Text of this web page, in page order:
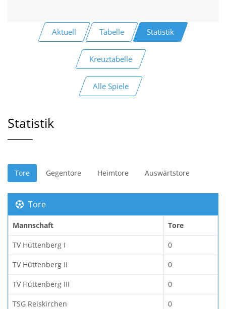
Aktuell Tabelle Statistik
Kreuztabelle
Alle Spiele
Statistik
Tore Gegentore Heimtore Auswärtstore
Tore
Mannschaft Tore
TV Hüttenberg I 0
TV Hüttenberg II 0
TV Hüttenberg III 0
TSG Reiskirchen 0